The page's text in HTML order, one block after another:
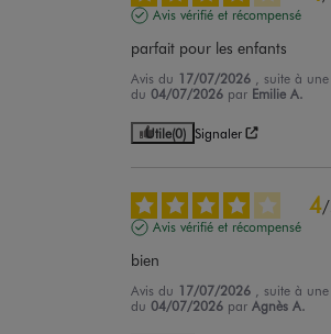
Avis vérifié et récompensé
parfait pour les enfants
Avis du 17/07/2026
, suite à
du04/07/2026 par Emilie A.
Utile(0) Signaler
4/
Avis vérifié et récompensé
bien
Avis du 17/07/2026
, suite à
du04/07/2026 parAgnès A.